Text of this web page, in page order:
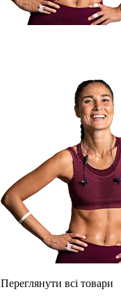
Переглянути всі товари